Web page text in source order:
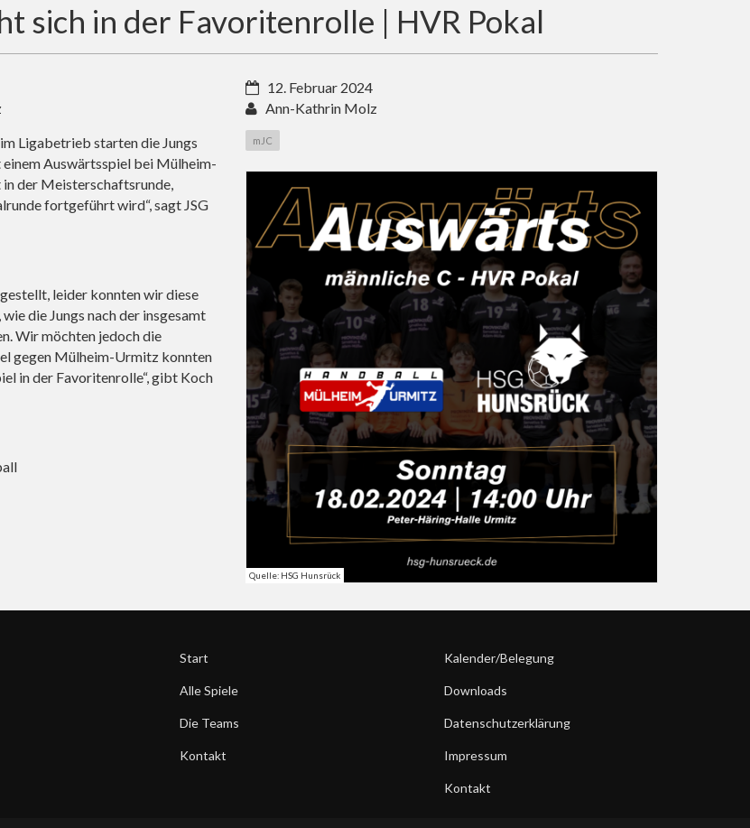
sich in der Favoritenrolle | HVR Pokal
Ligabetrieb starten die Jungs
einem Auswärtsspiel bei Mülheim-
der Meisterschaftsrunde,
fortgeführt wird“, sagt JSG
leider konnten wir diese
die Jungs nach der insgesamt
Wir möchten jedoch die
gegen Mülheim-Urmitz konnten
in der Favoritenrolle“, gibt Koch
12. Februar 2024
Ann-Kathrin Molz
mJC
Quelle: HSG Hunsrück
Start
Alle Spiele
Die Teams
Kontakt
Kalender/Belegung
Downloads
Datenschutzerklärung
Impressum
Kontakt